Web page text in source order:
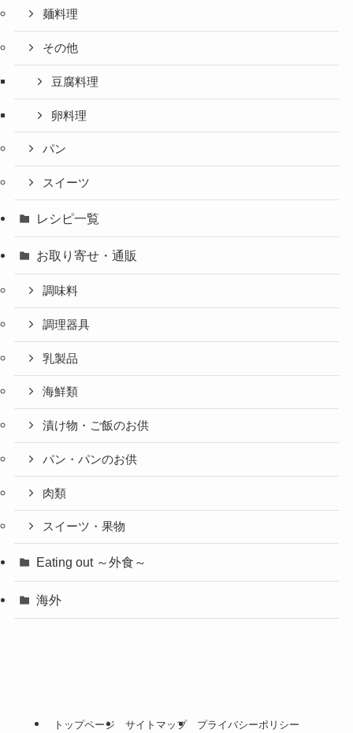
麺料理
その他
豆腐料理
卵料理
パン
スイーツ
レシピ一覧
お取り寄せ・通販
調味料
調理器具
乳製品
海鮮類
漬け物・ご飯のお供
パン・パンのお供
肉類
スイーツ・果物
Eating out ～外食～
海外
トップページ サイトマップ プライバシーポリシー